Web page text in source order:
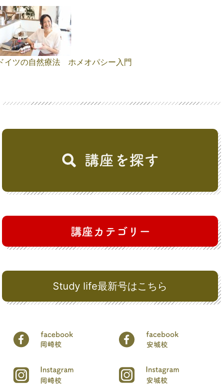
Study life最新号はこちら
イツの自然療法 ホメオパシー入門